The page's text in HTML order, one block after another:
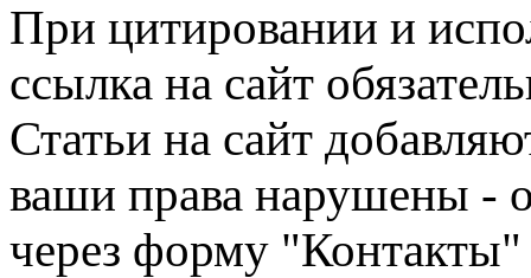
При цитировании и
ссылка на сайт
Статьи на сайт
ваши права нарушены -
через форму "Контакты"